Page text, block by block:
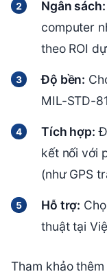
Ngân sách:
computer
theo ROI
Độ bền:
MIL-STD-
Tích hợp:
kết nối với
(như GPS
Hỗ trợ:
thuật tại
Tham khảo